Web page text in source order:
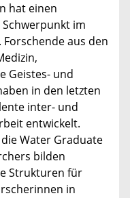
hat einen
im
aus den
Geistes- und
in den letzten
inter- und
entwickelt.
Water Graduate
bilden
Strukturen für
in